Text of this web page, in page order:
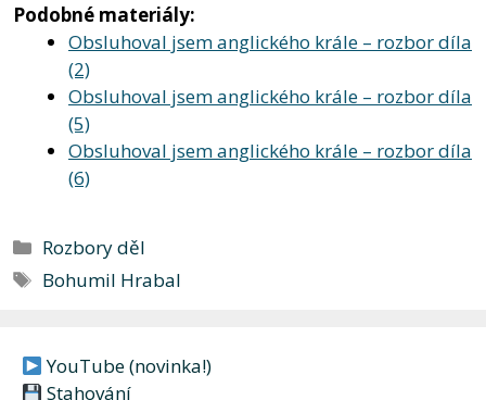
Podobné materiály:
Obsluhoval jsem anglického krále – rozbor díla
(2)
Obsluhoval jsem anglického krále – rozbor díla
(5)
Obsluhoval jsem anglického krále – rozbor díla
(6)
Rubriky
Rozbory děl
Štítky
Bohumil Hrabal
YouTube (novinka!)
Stahování